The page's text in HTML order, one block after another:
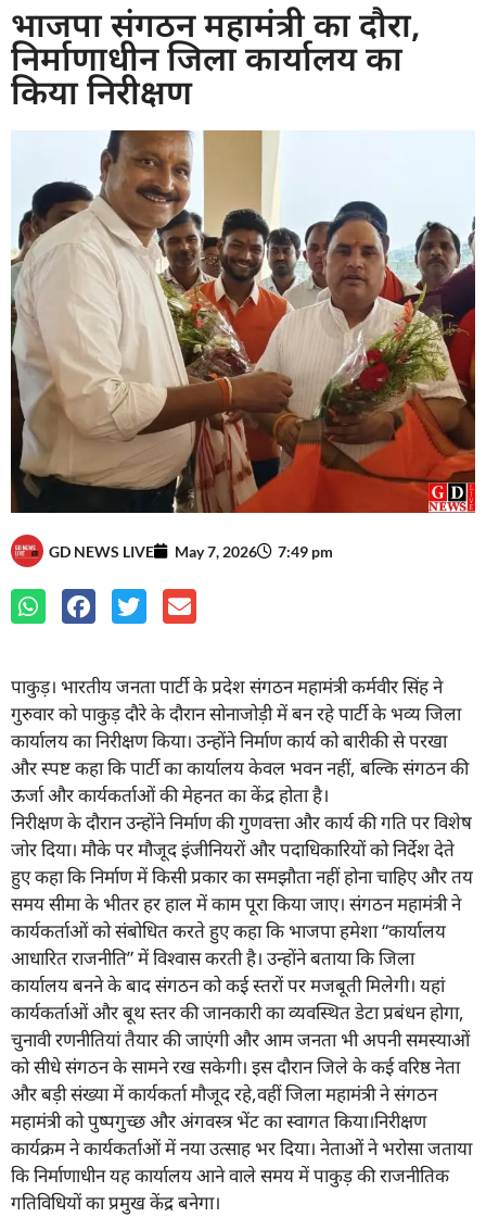
भाजपा संगठन महामंत्री का दौरा,
निर्माणाधीन जिला कार्यालय का
किया निरीक्षण
GD NEWS LIVE May 7, 2026 7:49 pm
पाकुड़। भारतीय जनता पार्टी के प्रदेश संगठन महामंत्री कर्मवीर सिंह ने
गुरुवार को पाकुड़ दौरे के दौरान सोनाजोड़ी में बन रहे पार्टी के भव्य जिला
कार्यालय का निरीक्षण किया। उन्होंने निर्माण कार्य को बारीकी से परखा
और स्पष्ट कहा कि पार्टी का कार्यालय केवल भवन नहीं, बल्कि संगठन की
ऊर्जा और कार्यकर्ताओं की मेहनत का केंद्र होता है।
निरीक्षण के दौरान उन्होंने निर्माण की गुणवत्ता और कार्य की गति पर विशेष
जोर दिया। मौके पर मौजूद इंजीनियरों और पदाधिकारियों को निर्देश देते
हुए कहा कि निर्माण में किसी प्रकार का समझौता नहीं होना चाहिए और तय
समय सीमा के भीतर हर हाल में काम पूरा किया जाए। संगठन महामंत्री ने
कार्यकर्ताओं को संबोधित करते हुए कहा कि भाजपा हमेशा “कार्यालय
आधारित राजनीति” में विश्वास करती है। उन्होंने बताया कि जिला
कार्यालय बनने के बाद संगठन को कई स्तरों पर मजबूती मिलेगी। यहां
कार्यकर्ताओं और बूथ स्तर की जानकारी का व्यवस्थित डेटा प्रबंधन होगा,
चुनावी रणनीतियां तैयार की जाएंगी और आम जनता भी अपनी समस्याओं
को सीधे संगठन के सामने रख सकेगी। इस दौरान जिले के कई वरिष्ठ नेता
और बड़ी संख्या में कार्यकर्ता मौजूद रहे,वहीं जिला महामंत्री ने संगठन
महामंत्री को पुष्पगुच्छ और अंगवस्त्र भेंट का स्वागत किया।निरीक्षण
कार्यक्रम ने कार्यकर्ताओं में नया उत्साह भर दिया। नेताओं ने भरोसा जताया
कि निर्माणाधीन यह कार्यालय आने वाले समय में पाकुड़ की राजनीतिक
गतिविधियों का प्रमुख केंद्र बनेगा।